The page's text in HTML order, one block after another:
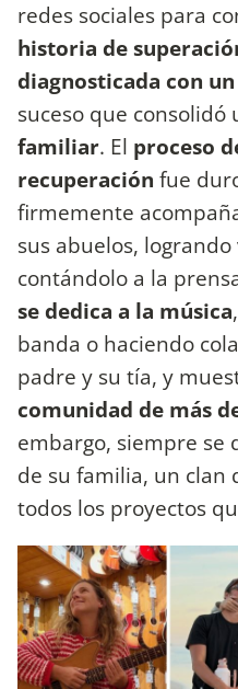
redes sociales para
historia de
diagnosticada con
suceso que consolidó
familiar. El proceso
recuperación fue
firmemente
sus abuelos,
contándolo a la
se dedica a la música
banda o haciendo
padre y su tía, y
comunidad de más
embargo, siempre
de su familia, un clan
todos los proyectos